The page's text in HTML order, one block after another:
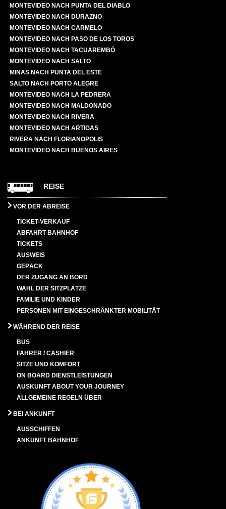
MONTEVIDEO NACH PUNTA DEL DIABLO
MONTEVIDEO NACH DURAZNO
MONTEVIDEO NACH CARMELO
MONTEVIDEO NACH PASO DE LOS TOROS
MONTEVIDEO NACH TACUAREMBÓ
MONTEVIDEO NACH SALTO
MINAS NACH PUNTA DEL ESTE
SALTO NACH PORTO ALEGRE
MONTEVIDEO NACH LA PEDRERA
MONTEVIDEO NACH MALDONADO
MONTEVIDEO NACH RIVERA
MONTEVIDEO NACH ARTIGAS
RIVERA NACH FLORIANOPOLIS
MONTEVIDEO NACH BUENOS AIRES
REISE
VOR DER ABREISE
TICKET-VERKAUF
ABFAHRT BAHNHOF
TICKETS
AUSWEIS
GEPÄCK
DER ZUGANG AN BORD
WAHL DER SITZPLÄTZE
FAMILIE UND KINDER
PERSONEN MIT EINGESCHRÄNKTER MOBILITÄT
WÄHREND DER REISE
BUS
FAHRER / CASHIER
SITZE UND KOMFORT
ON BOARD DIENSTLEISTUNGEN
AUSKUNFT ABOUT YOUR JOURNEY
ALLGEMEINE REGELN ÜBER
BEI ANKUNFT
AUSSCHIFFEN
ANKUNFT BAHNHOF